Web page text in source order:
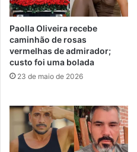
Paolla Oliveira recebe
caminhão de rosas
vermelhas de admirador;
custo foi uma bolada
23 de maio de 2026